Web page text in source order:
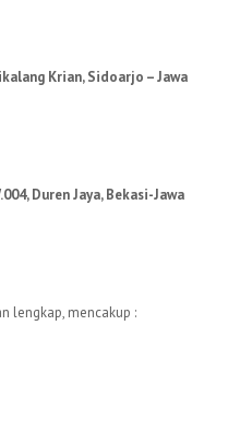
Krian, Sidoarjo – Jawa
Duren Jaya, Bekasi-Jawa
lengkap, mencakup :